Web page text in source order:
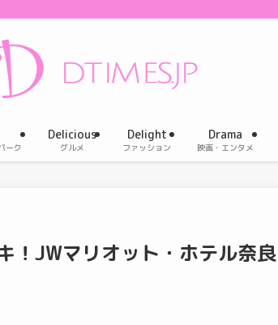
ーク
Delicious
グルメ
Delight
ファッション
Drama
映画・エンタメ
！JWマリオット・ホテル奈良